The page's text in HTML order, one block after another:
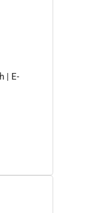
| E-